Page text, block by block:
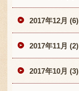
2017年12月 (6)
2017年11月 (2)
2017年10月 (3)